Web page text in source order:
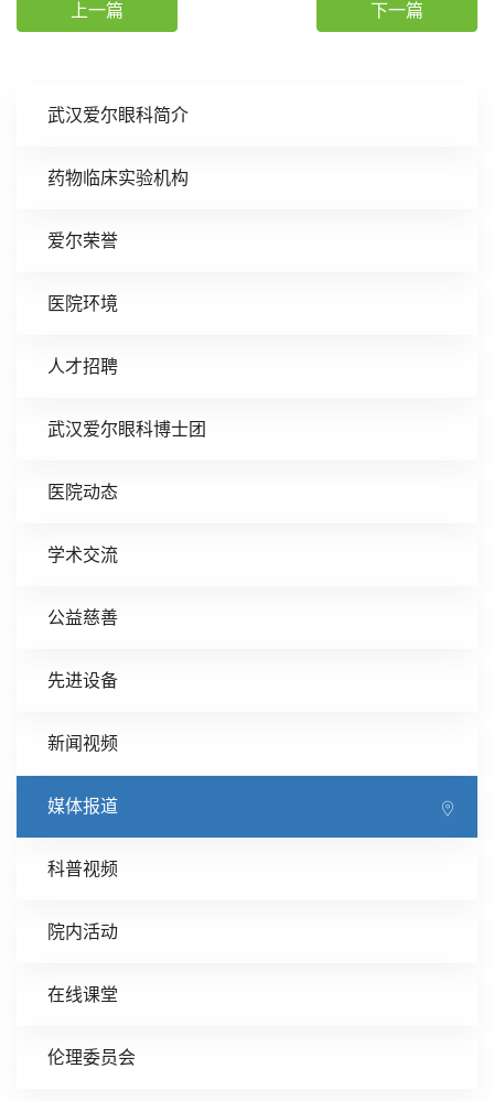
武汉爱尔眼科简介
药物临床实验机构
爱尔荣誉
医院环境
人才招聘
武汉爱尔眼科博士团
医院动态
学术交流
公益慈善
先进设备
新闻视频
媒体报道
科普视频
院内活动
在线课堂
伦理委员会
上一篇 下一篇